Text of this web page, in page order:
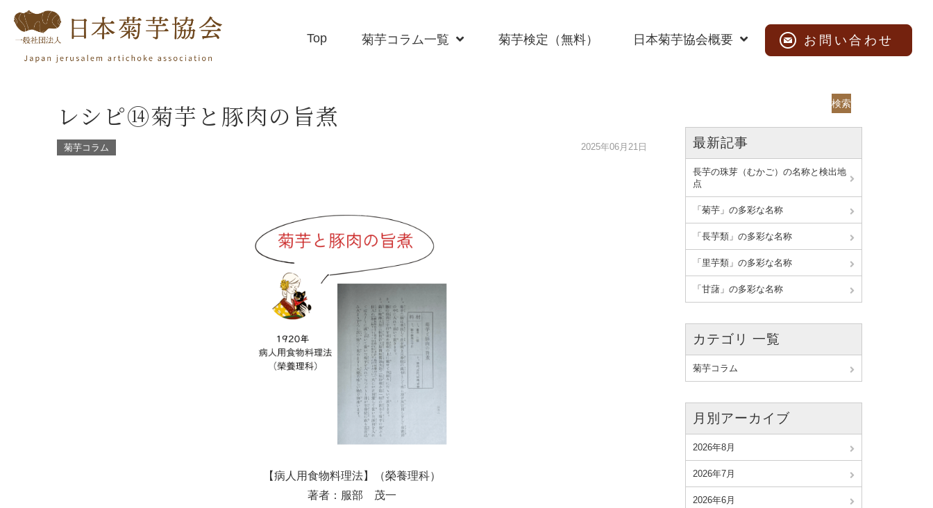
Top 菊芋コラム一覧 菊芋検定（無料） 日本菊芋協会概要 お問い合わせ
レシピ⑭菊芋と豚肉の旨煮
菊芋コラム 2025年06月21日
【病人用食物料理法】（榮養理科）
著者：服部 茂一
検索
最新記事
長芋の珠芽（むかご）の名称と検出地
点
「菊芋」の多彩な名称
「長芋類」の多彩な名称
「里芋類」の多彩な名称
「甘藷」の多彩な名称
カテゴリ 一覧
菊芋コラム
月別アーカイブ
2026年8月
2026年7月
2026年6月